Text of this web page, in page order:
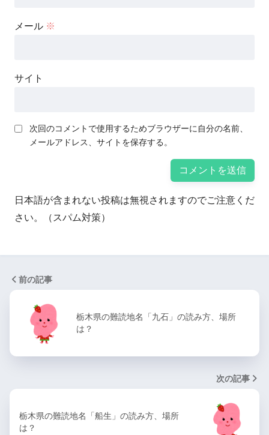
メール ※
サイト
次回のコメントで使用するためブラウザーに自分の名前、
メールアドレス、サイトを保存する。
日本語が含まれない投稿は無視されますのでご注意くだ
さい。（スパム対策）
前の記事
栃木県の難読地名「九石」の読み方、場所
は？
次の記事
栃木県の難読地名「船生」の読み方、場所
は？